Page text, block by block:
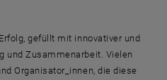
gefüllt mit innovativer und
und Zusammenarbeit. Vielen
Organisator_innen, die diese